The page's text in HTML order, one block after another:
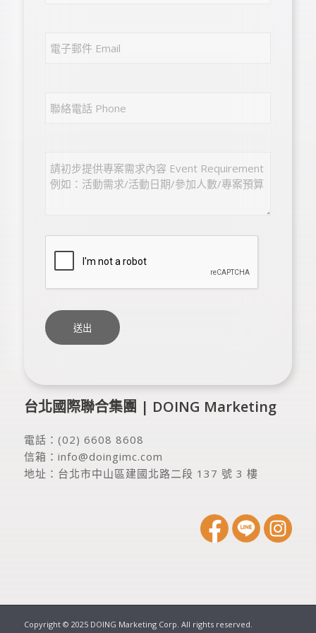
台北國際聯合集團 | DOING Marketing
電話： (02) 6608 8608
信箱： info@doingimc.com
地址： 台北市中山區建國北路二段 137 號 3 樓
Copyright © 2025 DOING Marketing Corp. All rights reserved.